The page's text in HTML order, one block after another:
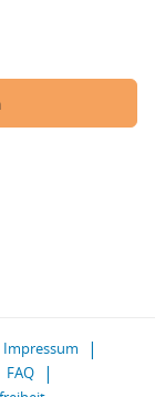
Impressum
FAQ